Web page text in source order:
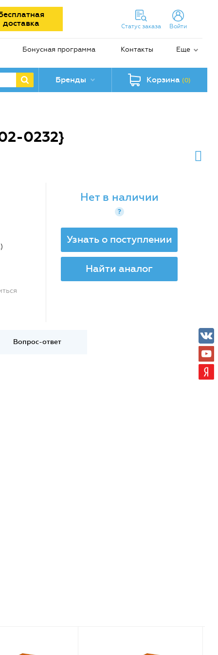
доставка
Статус заказа Войти
Бонусная программа Контакты Еще
Бренды Корзина (0)
0232}
Нет в наличии
?
Узнать о поступлении
Найти аналог
Вопрос-ответ